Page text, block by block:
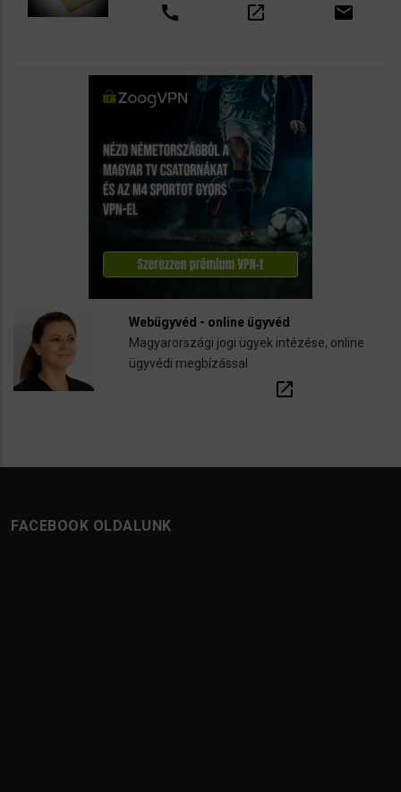
call open_in_new email
Webügyvéd - online ügyvéd
Magyarországi jogi ügyek intézése, online
ügyvédi megbízással
open_in_new
FACEBOOK OLDALUNK